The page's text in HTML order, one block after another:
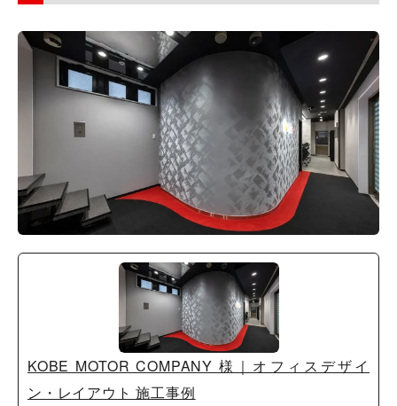
KOBE MOTOR COMPANY 様｜オフィスデザイ
ン・レイアウト 施工事例